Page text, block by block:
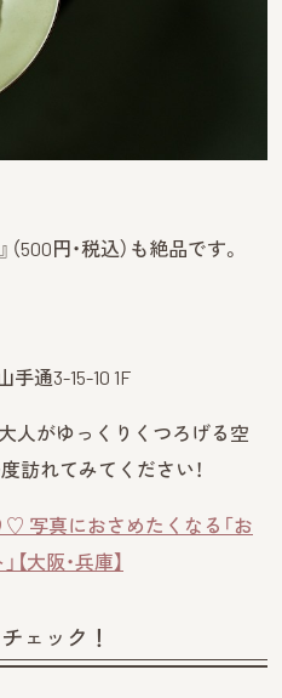
500円・税込）も絶品です。
手通3-15-10 1F
人がゆっくりくつろげる空
訪れてみてください！
♡ 写真におさめたくなる「お
大阪・兵庫】
ェック！